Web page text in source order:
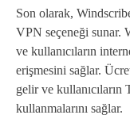
Son olarak,
VPN seçeneği sunar.
ve kullanıcıların
erişmesini sağlar.
gelir ve
kullanmalarını sağlar.